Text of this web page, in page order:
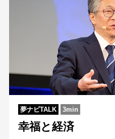
夢ナビTALK 3min
幸福と経済